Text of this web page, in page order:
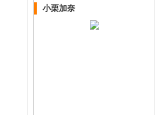
小栗加奈